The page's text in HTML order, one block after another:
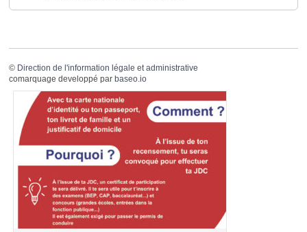
© Direction de l'information légale et administrative
comarquage developpé par baseo.io